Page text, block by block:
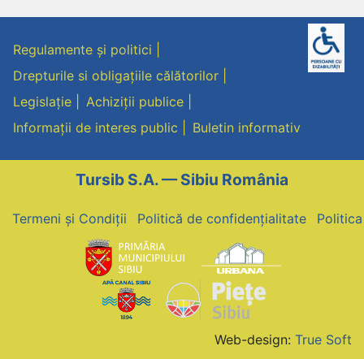
articole
Regulamente și politici
Drepturile si obligațiile călătorilor
Legislație
Achiziții publice
Informații de interes public
Buletin informativ
Tursib S.A. — Sibiu România
Termeni și Condiții Politică de confidențialitate
Web-design: True Soft